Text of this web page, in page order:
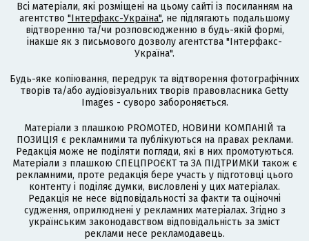
Всі матеріали, які розміщені на цьому сайті із посиланням на
агентство "Інтерфакс-Україна", не підлягають подальшому
відтворенню та/чи розповсюдженню в будь-якій формі,
інакше як з письмового дозволу агентства "Інтерфакс-
Україна".
Будь-яке копіювання, передрук та відтворення фотографічних
творів та/або аудіовізуальних творів правовласника Getty
Images - суворо забороняється.
Матеріали з плашкою PROMOTED, НОВИНИ КОМПАНІЙ та
ПОЗИЦІЯ є рекламними та публікуються на правах реклами.
Редакція може не поділяти погляди, які в них промотуються.
Матеріали з плашкою СПЕЦПРОЄКТ та ЗА ПІДТРИМКИ також є
рекламними, проте редакція бере участь у підготовці цього
контенту і поділяє думки, висловлені у цих матеріалах.
Редакція не несе відповідальності за факти та оціночні
судження, оприлюднені у рекламних матеріалах. Згідно з
українським законодавством відповідальність за зміст
реклами несе рекламодавець.